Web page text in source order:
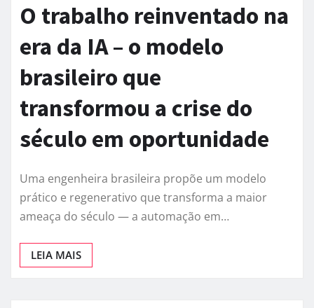
O trabalho reinventado na
era da IA – o modelo
brasileiro que
transformou a crise do
século em oportunidade
Uma engenheira brasileira propõe um modelo
prático e regenerativo que transforma a maior
ameaça do século — a automação em…
LEIA MAIS